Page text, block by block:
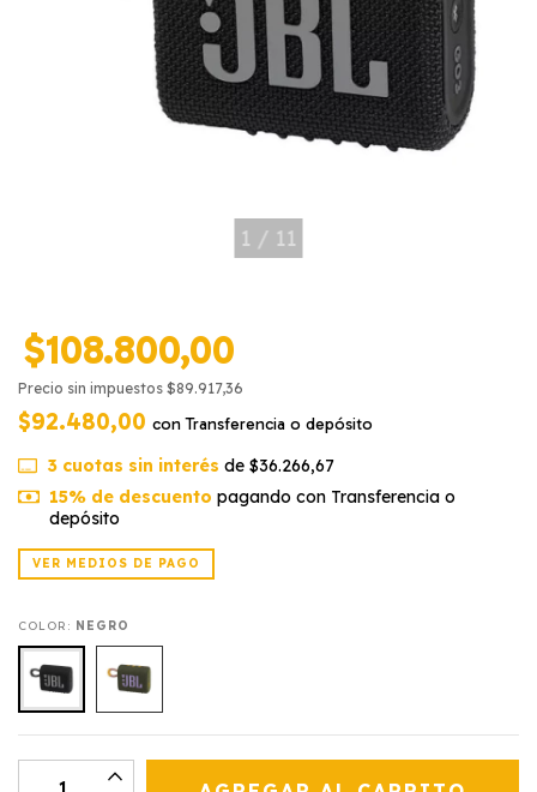
1 / 11
$108.800,00
Precio sin impuestos $89.917,36
$92.480,00 con Transferencia o depósito
3cuotas sin interés de $36.266,67
15% de descuento pagando con Transferencia o
depósito
VER MEDIOS DE PAGO
COLOR: NEGRO